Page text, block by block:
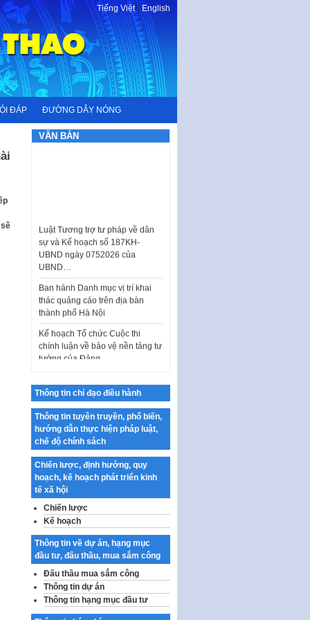
Tiếng Việt-English
ĐÁP ĐƯỜNG DÂY NÓNG
VĂN BẢN
UBND…
Ban hành Danh mục vị trí khai
thác quảng cáo trên địa bàn
thành phố Hà Nội
Kế hoạch Tổ chức Cuộc thi
chính luận về bảo vệ nền tảng tư
tưởng của Đảng…
Công bố công khai dự toán kinh
phí xây dựng pháp luật, hoàn
Quy định về nghiên cứu, ứng
dụng khoa học, công nghệ, đổi
mới sáng tạo và chuyển…
Quy định chi tiết và hướng dẫn
thi hành một số điều của Luật Lý
lịch tư…
Sửa đổi, bổ sung một số nội
dung tại Nghị quyết số 30/NQ-
CP ngày 24 tháng 02…
Ban hành Chương trình hành
động của Chính phủ thực hiện
Nghị quyết số 02-NQ/TW ngày
17…
THÔNG BÁO Tuyển dụng lao
động hợp đồng theo Nghị định
Thông tin chỉ đạo điều hành
Thông tin tuyên truyền, phổ biến,
hướng dẫn thực hiện pháp luật,
chế độ chính sách
Chiến lược, định hướng, quy
hoạch, kế hoạch phát triển kinh
tế xã hội
Chiến lược
Kế hoạch
Thông tin về dự án, hạng mục
đầu tư, đấu thầu, mua sắm công
Đấu thầu mua sắm công
Thông tin dự án
Thông tin hạng mục đầu tư